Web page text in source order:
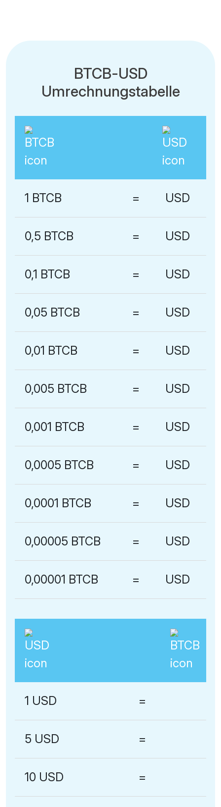
BTCB-USD
Umrechnungstabelle
1 BTCB = USD
0,5 BTCB = USD
0,1 BTCB = USD
0,05 BTCB = USD
0,01 BTCB = USD
0,005 BTCB = USD
0,001 BTCB = USD
0,0005 BTCB = USD
0,0001 BTCB = USD
0,00005 BTCB = USD
0,00001 BTCB = USD
1 USD =
5 USD =
10 USD =